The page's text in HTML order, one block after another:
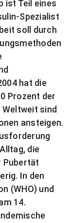
ist Teil eines
Spezialist
soll durch
hat die
Prozent der
sind
ansteigen.
die
Pubertät
In den
(WHO) und
14.